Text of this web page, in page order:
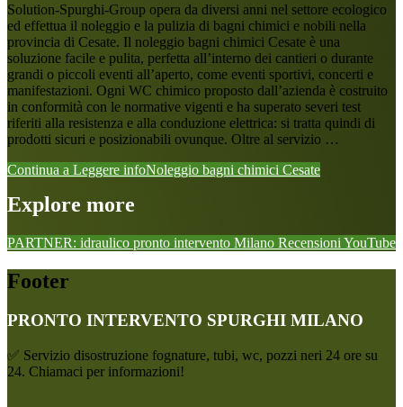
Solution-Spurghi-Group opera da diversi anni nel settore ecologico
ed effettua il noleggio e la pulizia di bagni chimici e nobili nella
provincia di Cesate. Il noleggio bagni chimici Cesate è una
soluzione facile e pulita, perfetta all’interno dei cantieri o durante
grandi o piccoli eventi all’aperto, come eventi sportivi, concerti e
manifestazioni. Ogni WC chimico proposto dall’azienda è costruito
in conformità con le normative vigenti e ha superato severi test
riferiti alla resistenza e alla conduzione elettrica: si tratta quindi di
prodotti sicuri e posizionabili ovunque. Oltre al servizio …
Continua a Leggere infoNoleggio bagni chimici Cesate
Explore more
PARTNER: idraulico pronto intervento Milano Recensioni YouTube
Footer
PRONTO INTERVENTO SPURGHI MILANO
✅ Servizio disostruzione fognature, tubi, wc, pozzi neri 24 ore su
24. Chiamaci per informazioni!